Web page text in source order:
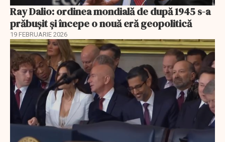
Ray Dalio: ordinea mondială de după 1945 s-a
prăbușit și începe o nouă eră geopolitică
19 FEBRUARIE 2026